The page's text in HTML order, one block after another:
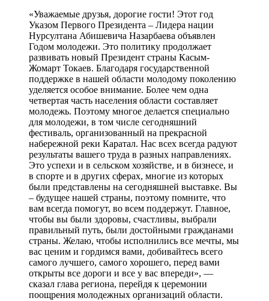
«Уважаемые друзья, дорогие гости! Этот год
Указом Первого Президента – Лидера нации
Нурсултана Абишевича Назарбаева объявлен
Годом молодежи. Это политику продолжает
развивать новый Президент страны Касым-
Жомарт Токаев. Благодаря государственной
поддержке в нашей области молодому поколению
уделяется особое внимание. Более чем одна
четвертая часть населения области составляет
молодежь. Поэтому многое делается специально
для молодежи, в том числе сегодняшний
фестиваль, организованный на прекрасной
набережной реки Каратал. Нас всех всегда радуют
результаты вашего труда в разных направлениях.
Это успехи и в сельском хозяйстве, и в бизнесе, и
в спорте и в других сферах, многие из которых
были представлены на сегодняшней выставке. Вы
– будущее нашей страны, поэтому помните, что
вам всегда помогут, во всем поддержут. Главное,
чтобы вы были здоровы, счастливы, выбрали
правильный путь, были достойными гражданами
страны. Желаю, чтобы исполнились все мечты, мы
вас ценим и гордимся вами, добивайтесь всего
самого лучшего, самого хорошего, перед вами
открыты все дороги и все у вас впереди», —
сказал глава региона, перейдя к церемонии
поощрения молодежных организаций области.